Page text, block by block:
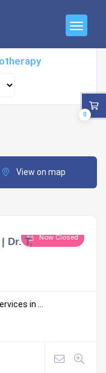
View on map
Now Closed
Dr. T.
in ...
0